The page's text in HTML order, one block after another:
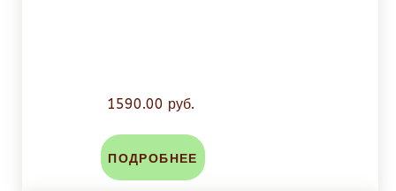
1590.00 руб.
ПОДРОБНЕЕ